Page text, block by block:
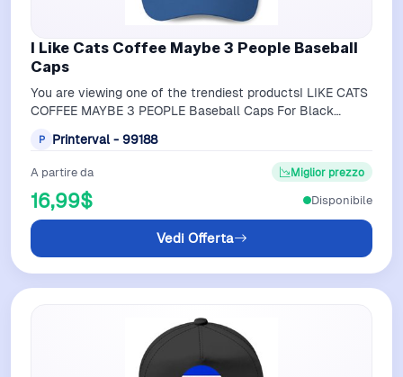
I Like Cats Coffee Maybe 3 People Baseball
Caps
You are viewing one of the trendiest productsI LIKE CATS
COFFEE MAYBE 3 PEOPLE Baseball Caps For Black
P Printerval - 99188
A partire da
16,99$
Miglior prezzo
Vedi Offerta
Disponibile